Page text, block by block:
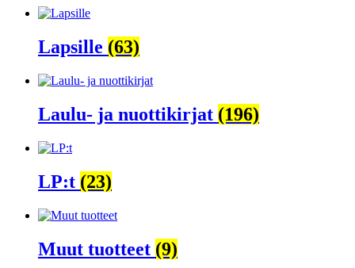
Lapsille (63)
Laulu- ja nuottikirjat (196)
LP:t (23)
Muut tuotteet (9)